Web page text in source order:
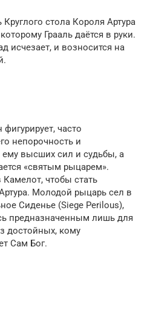
стола Короля Артура
Грааль даётся в руки.
исчезает, и возносится на
фигурирует, часто
непорочность и
ему высших сил и судьбы, а
«святым рыцарем».
Камелот, чтобы стать
Молодой рыцарь сел в
Сиденье (Siege Perilous),
предназначенным лишь для
достойных, кому
Сам Бог.